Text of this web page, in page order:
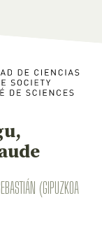
(GIPUZKOA